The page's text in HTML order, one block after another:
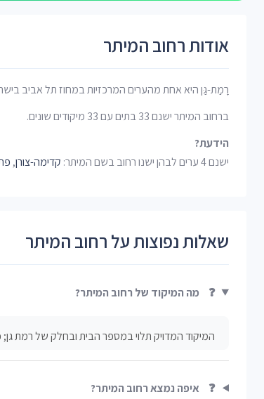
אודות רחוב המיתר
רָמַת-גַּן היא אחת מהערים המרכזיות במחוז תל אביב
ברחוב המיתר ישנם 33 בתים עם 33 מיקודים שונים.
הידעת?
ישנם 4 ערים לבהן ישנו רחוב בשם המיתר:
קדימה-צורן,
שאלות נפוצות על רחוב המיתר
❓ מה המיקוד של רחוב המיתר?
המיקוד המדויק תלוי במספר הבית ובחלק של רמת
❓ איפה נמצא רחוב המיתר?